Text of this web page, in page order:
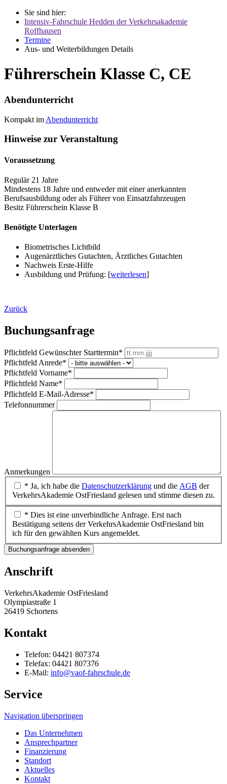
Sie sind hier:
Intensiv-Fahrschule Hedden der Verkehrsakademie
Roffhausen
Termine
Aus- und Weiterbildungen Details
Führerschein Klasse C, CE
Abendunterricht
Kompakt im Abendunterricht
Hinweise zur Veranstaltung
Voraussetzung
Regulär 21 Jahre
Mindestens 18 Jahre und entweder mit einer anerkannten
Berufsausbildung oder als Führer von Einsatzfahrzeugen
Besitz Führerschein Klasse B
Benötigte Unterlagen
Biometrisches Lichtbild
Augenärztliches Gutachten, Ärztliches Gutachten
Nachweis Erste-Hilfe
Ausbildung und Prüfung: [weiterlesen]
Zurück
Buchungsanfrage
Pflichtfeld Gewünschter Starttermin*
Pflichtfeld Anrede*
Pflichtfeld Vorname*
Pflichtfeld Name*
Pflichtfeld E-Mail-Adresse*
Telefonnummer
Anmerkungen
* Ja, ich habe die Datenschutzerklärung und die AGB der
VerkehrsAkademie OstFriesland gelesen und stimme diesen zu.
* Dies ist eine unverbindliche Anfrage. Erst nach
Bestätigung seitens der VerkehrsAkademie OstFriesland bin
ich für den gewählten Kurs angemeldet.
Buchungsanfrage absenden
Anschrift
VerkehrsAkademie OstFriesland
Olympiastraße 1
26419 Schortens
Kontakt
Telefon: 04421 807374
Telefax: 04421 807376
E-Mail: info@vaof-fahrschule.de
Service
Navigation überspringen
Das Unternehmen
Ansprechpartner
Finanzierung
Standort
Aktuelles
Kontakt